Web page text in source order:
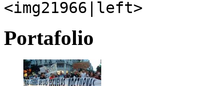
<img21966|left>
Portafolio